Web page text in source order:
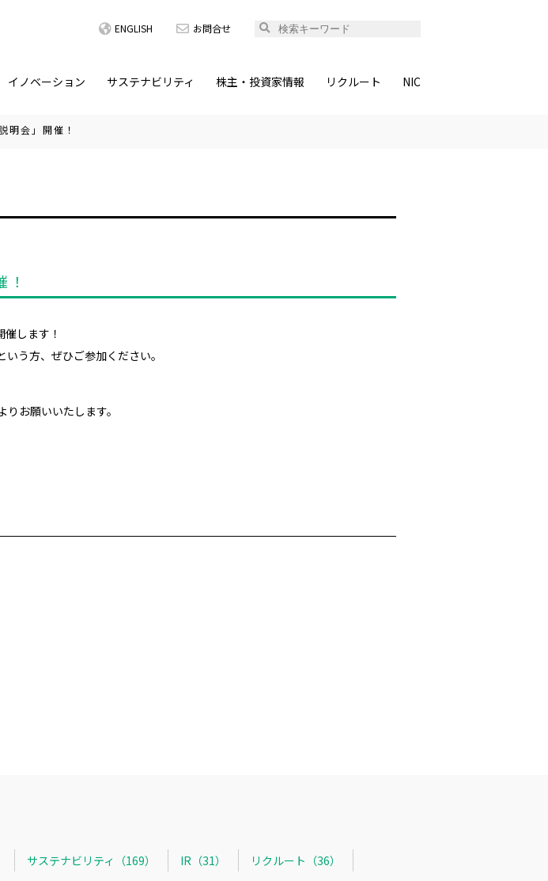
ENGLISH お問合せ
イノベーション サステナビリティ 株主・投資家情報 リクルート NIC
会」開催！
します！
う方、ぜひご参加ください。
りお願いいたします。
サステナビリティ（169） IR（31） リクルート（36）